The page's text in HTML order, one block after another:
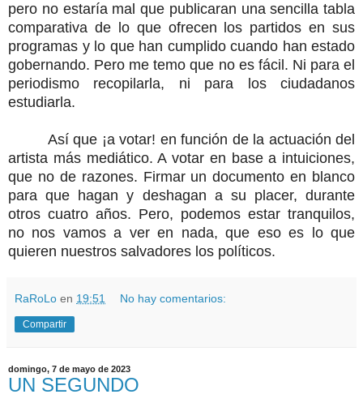
pero no estaría mal que publicaran una sencilla tabla
comparativa de lo que ofrecen los partidos en sus
programas y lo que han cumplido cuando han estado
gobernando. Pero me temo que no es fácil. Ni para el
periodismo recopilarla, ni para los ciudadanos
estudiarla.
Así que ¡a votar! en función de la actuación del
artista más mediático. A votar en base a intuiciones,
que no de razones. Firmar un documento en blanco
para que hagan y deshagan a su placer, durante
otros cuatro años. Pero, podemos estar tranquilos,
no nos vamos a ver en nada, que eso es lo que
quieren nuestros salvadores los políticos.
RaRoLo en 19:51 No hay comentarios:
Compartir
domingo, 7 de mayo de 2023
UN SEGUNDO